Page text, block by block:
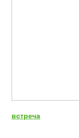
встреча